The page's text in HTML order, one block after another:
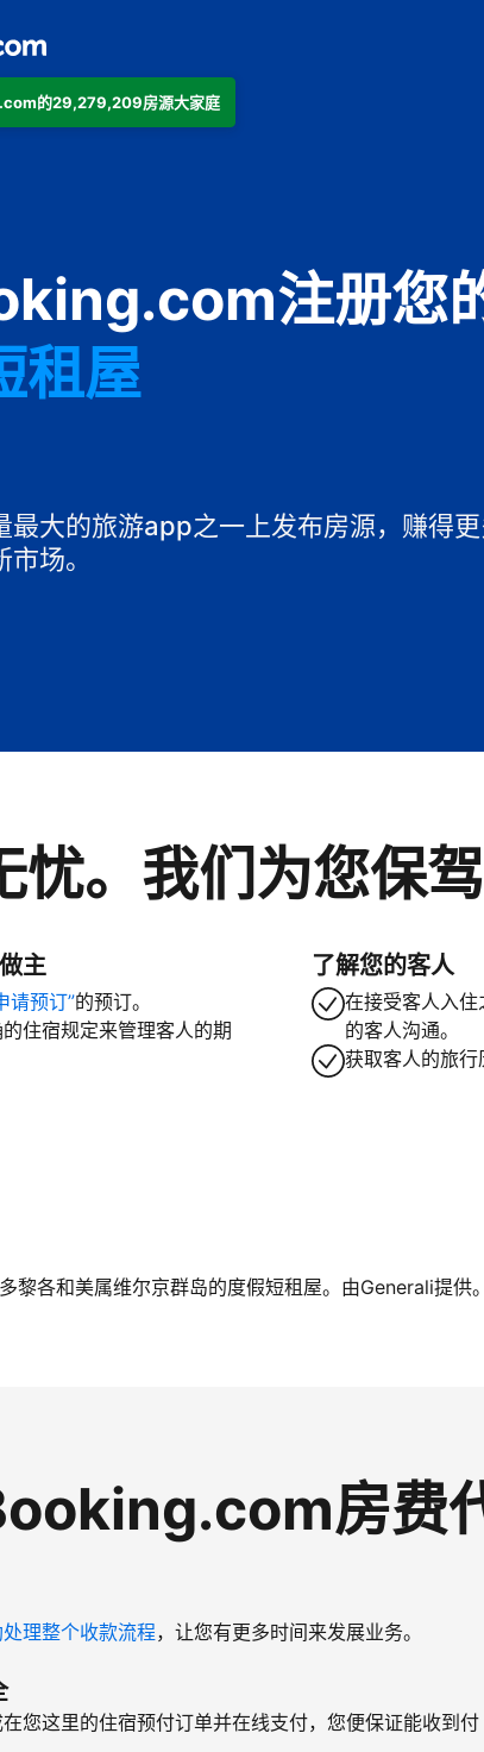
的29,279,209房源大家庭
注册您
租屋
早餐旅馆
最大的旅游app之一上发布房源，赚得
场。
忧。我们为您保
主
请预订”的预订。
住宿规定来管理客人的期
了解您的客人
在接受客人入
的客人沟通。
获取客人的旅行
接客人
黎各和美属维尔京群岛的度假短租屋。由Generali提供。
房费
理整个收款流程，让您有更多时间来发展业务。
您这里的住宿预付订单并在线支付，您便保证能收到付